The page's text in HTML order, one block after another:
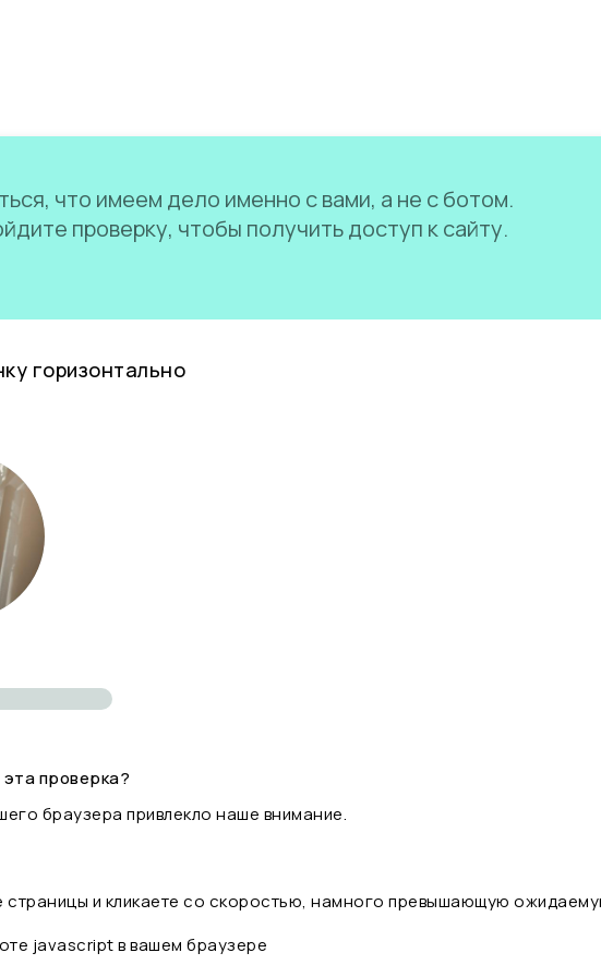
что имеем дело именно с вами, а не с ботом.
проверку, чтобы получить доступ к сайту.
горизонтально
проверка?
браузера привлекло наше внимание.
страницы и кликаете со скоростью, намного превышающую
javascript в вашем браузере